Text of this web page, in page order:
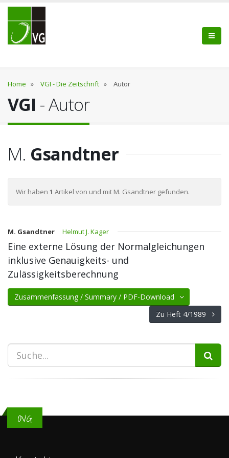
Home » VGI - Die Zeitschrift » Autor
VGI - Autor
M. Gsandtner
Wir haben 1 Artikel von und mit M. Gsandtner gefunden.
M. Gsandtner Helmut J. Kager
Eine externe Lösung der Normalgleichungen
inklusive Genauigkeits- und
Zulässigkeitsberechnung
Zusammenfassung / Summary / PDF-Download
Zu Heft 4/1989
OVG